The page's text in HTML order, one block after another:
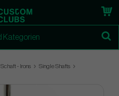
Schaft - Irons
Single Shafts